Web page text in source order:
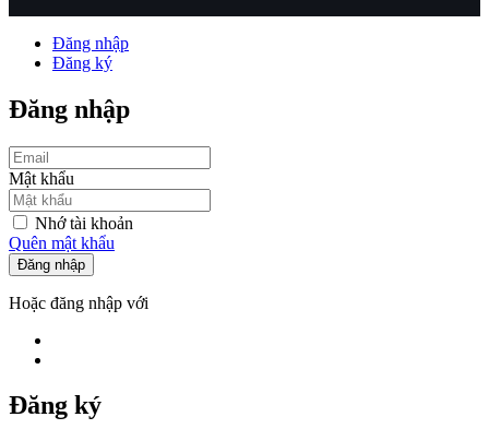
Đăng nhập
Đăng ký
Đăng nhập
Mật khẩu
Nhớ tài khoản
Quên mật khẩu
Đăng nhập
Hoặc đăng nhập với
Đăng ký